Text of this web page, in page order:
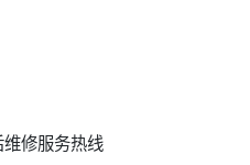
修服务热线